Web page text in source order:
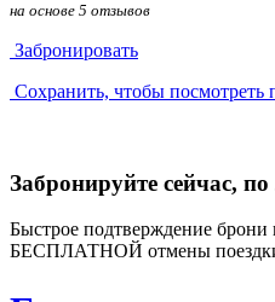
на основе 5 отзывов
Забронировать
Сохранить, чтобы посмотреть
Забронируйте сейчас,
Быстрое подтверждение брони
БЕСПЛАТНОЙ отмены